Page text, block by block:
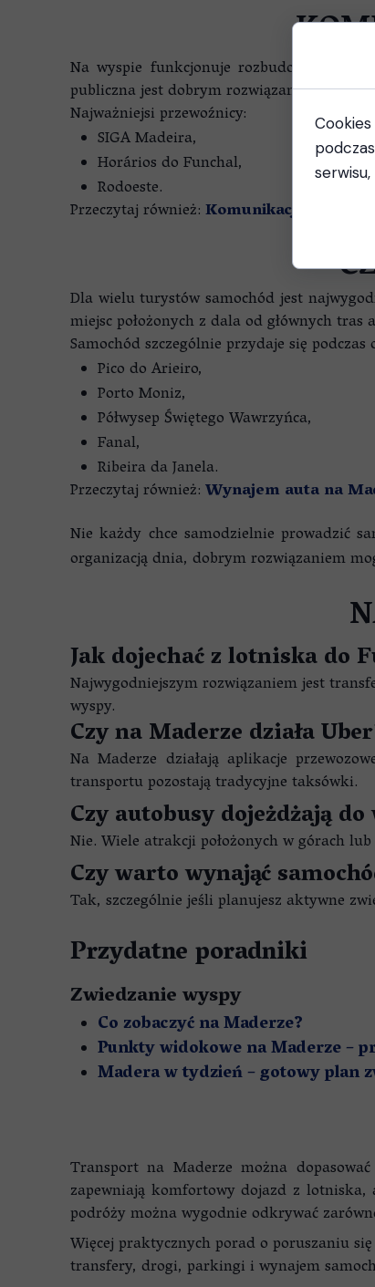
Na wyspie funkcjonuje rozbudowana sieć
publiczna jest dobrym rozwiązaniem dla
Najważniejsi przewoźnicy:
SIGA Madeira,
Horários do Funchal,
Rodoeste.
Przeczytaj również:Komunikacja
Dla wielu turystów samochód jest
miejsc położonych z dala od głównych tras
Samochód szczególnie przydaje się
Pico do Arieiro,
Porto Moniz,
Półwysep Świętego Wawrzyńca,
Fanal,
Ribeira da Janela.
Przeczytaj również:Wynajem auta na
Nie każdy chce samodzielnie prowadzić
organizacją dnia, dobrym rozwiązaniem
Jak dojechać z lotniska do
Najwygodniejszym rozwiązaniem jest
wyspy.
Czy na Maderze działa
Na Maderze działają aplikacje
transportu pozostają tradycyjne taksówki.
Czy autobusy dojeżdżają
Nie. Wiele atrakcji położonych w górach
Czy warto wynająć
Tak, szczególnie jeśli planujesz aktywne
Przydatne poradniki
Zwiedzanie wyspy
Co zobaczyć na Maderze?
Punkty widokowe na Maderze –
Madera w tydzień – gotowy plan
Transport na Maderze można
zapewniają komfortowy dojazd z lotniska,
podróży można wygodnie odkrywać
Więcej praktycznych porad o poruszaniu
transfery, drogi, parkingi i wynajem